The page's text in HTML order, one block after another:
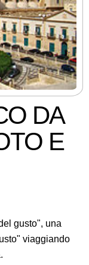
DA
E
gusto", una
viaggiando